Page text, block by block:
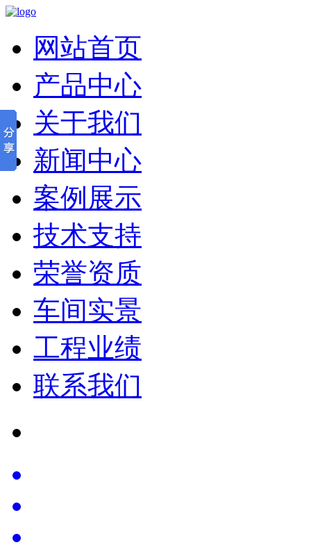
网站首页
产品中心
关于我们
新闻中心
案例展示
技术支持
荣誉资质
车间实景
工程业绩
联系我们